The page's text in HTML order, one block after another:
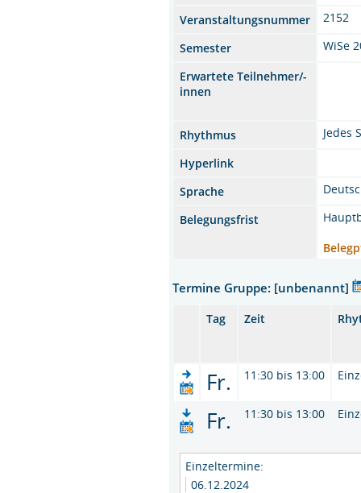
Veranstaltungsnummer
2152
Semester
WiSe
Erwartete Teilnehmer/-
innen
Rhythmus
Jedes
Hyperlink
Sprache
Belegungsfrist
Termine Gruppe: [unbenannt]
Tag Zeit
Fr. 11:30 bis 13:00
Fr. 11:30 bis 13:00
Einzeltermine:
06.12.2024